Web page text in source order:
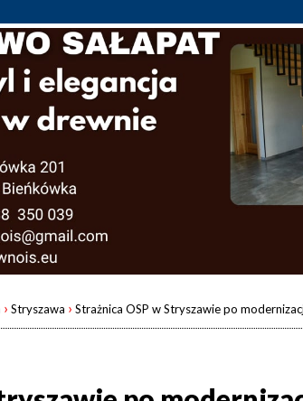
› Stryszawa › Strażnica OSP w Stryszawie po